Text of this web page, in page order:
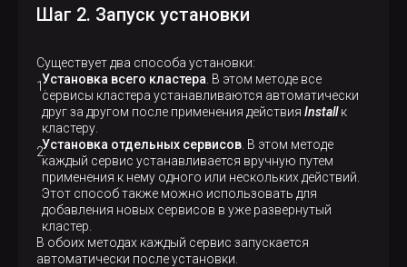
Шаг 2. Запуск установки
Существует два способа установки:
Установка всего кластера . В этом методе все
сервисы кластера устанавливаются автоматически
друг за другом после применения действия Installк
кластеру.
Установка отдельных сервисов . В этом методе
каждый сервис устанавливается вручную путем
применения к нему одного или нескольких действий.
Этот способ также можно использовать для
добавления новых сервисов в уже развернутый
кластер.
В обоих методах каждый сервис запускается
автоматически после установки.